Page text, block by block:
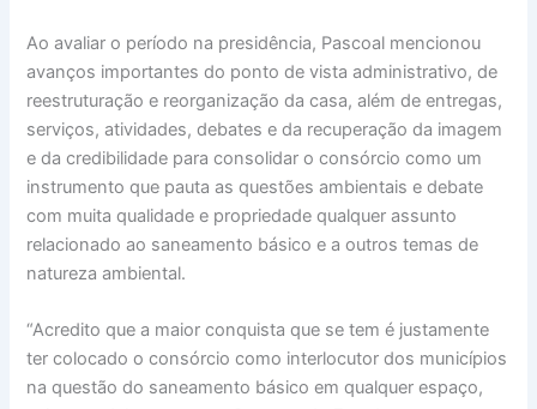
Ao avaliar o período na presidência, Pascoal mencionou
avanços importantes do ponto de vista administrativo, de
reestruturação e reorganização da casa, além de entregas,
serviços, atividades, debates e da recuperação da imagem
e da credibilidade para consolidar o consórcio como um
instrumento que pauta as questões ambientais e debate
com muita qualidade e propriedade qualquer assunto
relacionado ao saneamento básico e a outros temas de
natureza ambiental.
“Acredito que a maior conquista que se tem é justamente
ter colocado o consórcio como interlocutor dos municípios
na questão do saneamento básico em qualquer espaço,